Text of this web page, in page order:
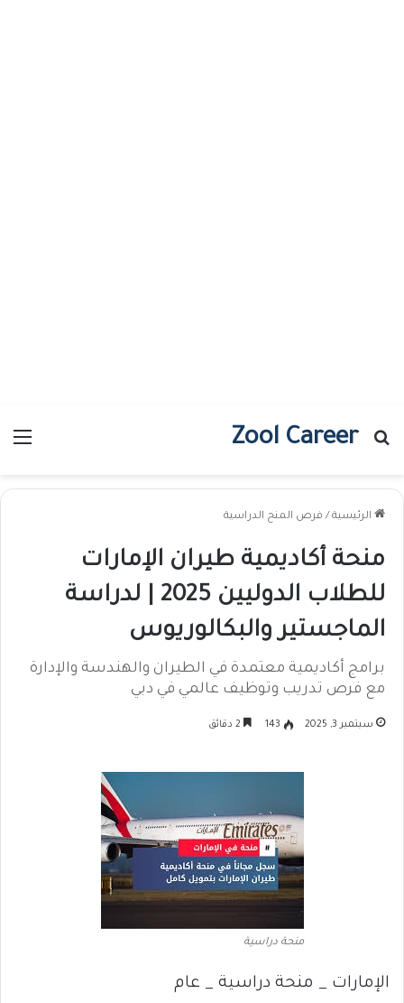
Zool Career
بحث عن
الرئيسية / فرص المنح الدراسية
منحة أكاديمية طيران الإمارات
للطلاب الدوليين 2025 | لدراسة
الماجستير والبكالوريوس
برامج أكاديمية معتمدة في الطيران والهندسة والإدارة
مع فرص تدريب وتوظيف عالمي في دبي
سبتمبر 3, 2025 143
منحة دراسية
الإمارات _ منحة دراسية _ عام